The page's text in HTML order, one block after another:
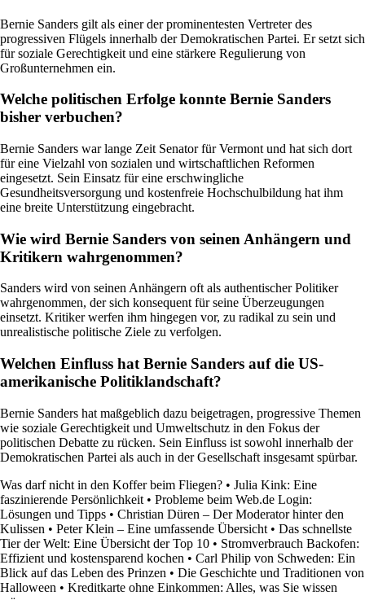
Bernie Sanders gilt als einer der prominentesten Vertreter des
progressiven Flügels innerhalb der Demokratischen Partei. Er setzt sich
für soziale Gerechtigkeit und eine stärkere Regulierung von
Großunternehmen ein.
Welche politischen Erfolge konnte Bernie Sanders
bisher verbuchen?
Bernie Sanders war lange Zeit Senator für Vermont und hat sich dort
für eine Vielzahl von sozialen und wirtschaftlichen Reformen
eingesetzt. Sein Einsatz für eine erschwingliche
Gesundheitsversorgung und kostenfreie Hochschulbildung hat ihm
eine breite Unterstützung eingebracht.
Wie wird Bernie Sanders von seinen Anhängern und
Kritikern wahrgenommen?
Sanders wird von seinen Anhängern oft als authentischer Politiker
wahrgenommen, der sich konsequent für seine Überzeugungen
einsetzt. Kritiker werfen ihm hingegen vor, zu radikal zu sein und
unrealistische politische Ziele zu verfolgen.
Welchen Einfluss hat Bernie Sanders auf die US-
amerikanische Politiklandschaft?
Bernie Sanders hat maßgeblich dazu beigetragen, progressive Themen
wie soziale Gerechtigkeit und Umweltschutz in den Fokus der
politischen Debatte zu rücken. Sein Einfluss ist sowohl innerhalb der
Demokratischen Partei als auch in der Gesellschaft insgesamt spürbar.
Was darf nicht in den Koffer beim Fliegen? • Julia Kink: Eine
faszinierende Persönlichkeit • Probleme beim Web.de Login:
Lösungen und Tipps • Christian Düren – Der Moderator hinter den
Kulissen • Peter Klein – Eine umfassende Übersicht • Das schnellste
Tier der Welt: Eine Übersicht der Top 10 • Stromverbrauch Backofen:
Effizient und kostensparend kochen • Carl Philip von Schweden: Ein
Blick auf das Leben des Prinzen • Die Geschichte und Traditionen von
Halloween • Kreditkarte ohne Einkommen: Alles, was Sie wissen